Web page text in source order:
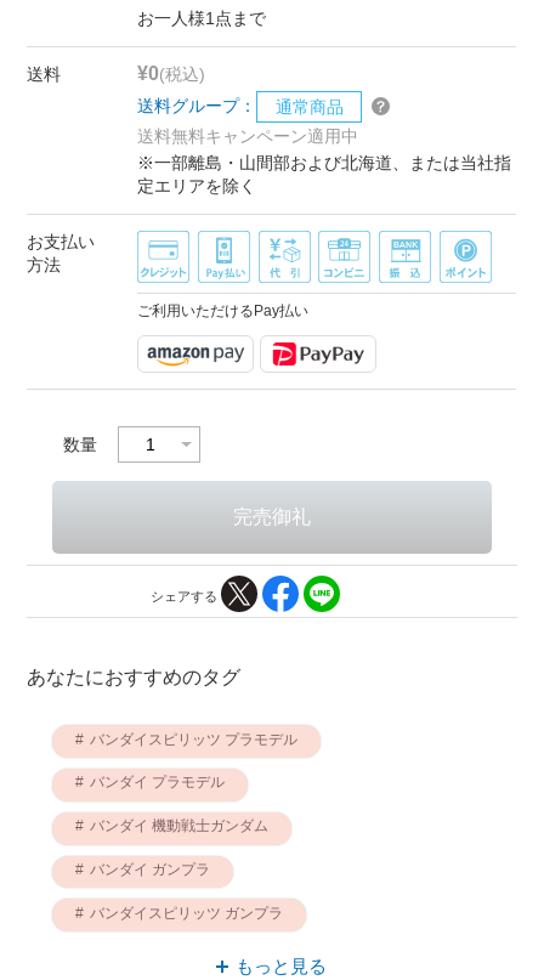
お一人様1点まで
送料 ¥0(税込)
送料グループ：
通常商品
送料無料キャンペーン適用中
※一部離島・山間部および北海道、または当社指
定エリアを除く
お支払い
方法
ご利用いただけるPay払い
数量
シェアする
あなたにおすすめのタグ
バンダイスピリッツ プラモデル
バンダイ プラモデル
バンダイ 機動戦士ガンダム
バンダイ ガンプラ
バンダイスピリッツ ガンプラ
機動戦士ガンダム ガンプラ
もっと見る